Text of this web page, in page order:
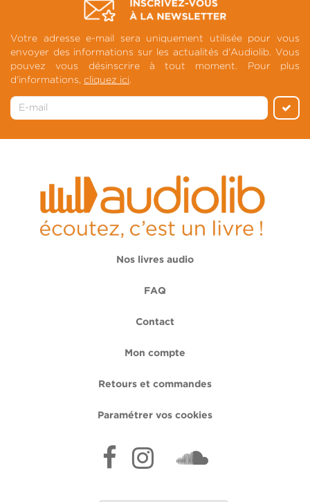
Votre adresse e-mail sera uniquement utilisée pour vous
envoyer des informations sur les actualités d'Audiolib. Vous
pouvez vous désinscrire à tout moment. Pour plus
d'informations, cliquez ici.
Nos livres audio
FAQ
Contact
Mon compte
Retours et commandes
Paramétrer vos cookies